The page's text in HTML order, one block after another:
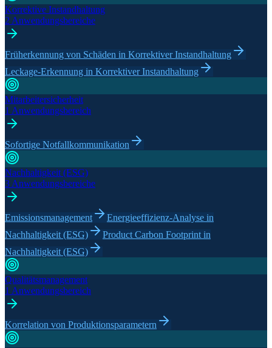
Korrektive Instandhaltung
2 Anwendungsbereiche
Früherkennung von Schäden in Korrektiver Instandhaltung
Leckage-Erkennung in Korrektiver Instandhaltung
Mitarbeitersicherheit
1 Anwendungsbereich
Sofortige Notfallkommunikation
Nachhaltigkeit (ESG)​
3 Anwendungsbereiche
Emissionsmanagement
Energieeffizienz-Analyse in
Nachhaltigkeit (ESG)
Product Carbon Footprint in
Nachhaltigkeit (ESG)
Qualitätsmanagement
1 Anwendungsbereich
Korrelation von Produktionsparametern